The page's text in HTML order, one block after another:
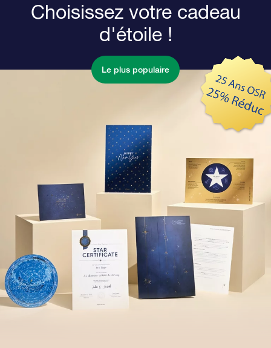
Choisissez votre cadeau
d'étoile !
Le plus populaire